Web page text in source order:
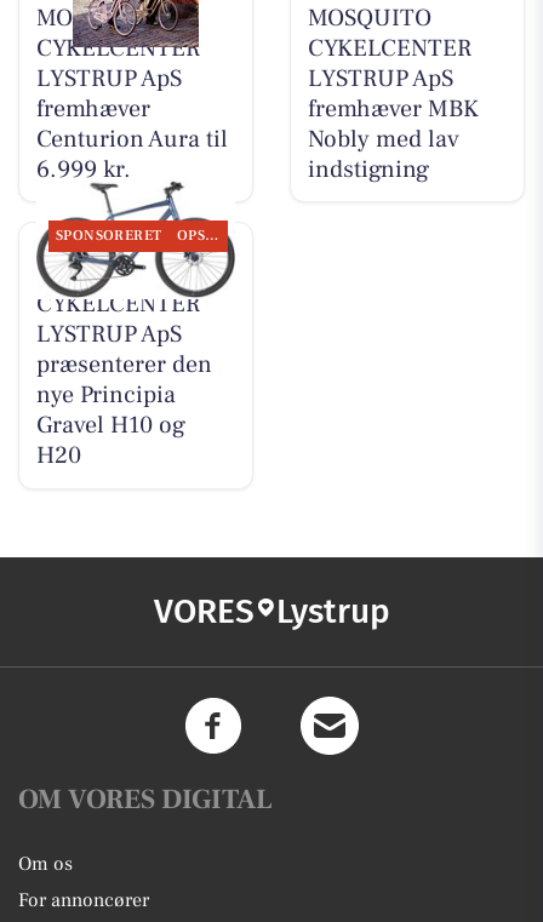
MOSQUITO
CYKELCENTER
LYSTRUP ApS
fremhæver
Centurion Aura til
6.999 kr.
MOSQUITO
CYKELCENTER
LYSTRUP ApS
fremhæver MBK
Nobly med lav
indstigning
SPONSORERET OPSLAGSTAVLEN
MOSQUITO
CYKELCENTER
LYSTRUP ApS
præsenterer den
nye Principia
Gravel H10 og
H20
VORES Lystrup
OM VORES DIGITAL
Om os
For annoncører